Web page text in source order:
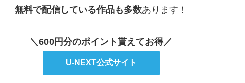
無料で配信している作品も多数あります！
＼600円分のポイント貰えてお得／
U-NEXT公式サイト